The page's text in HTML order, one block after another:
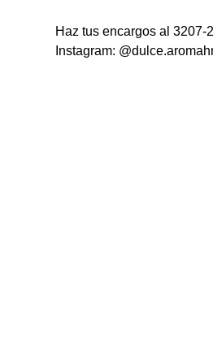
Haz tus encargos al 3207-
Instagram: